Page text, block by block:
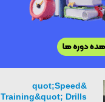
&quot;Speed
Training&quot; Drills